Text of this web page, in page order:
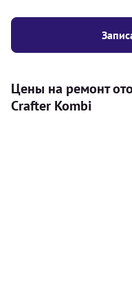
Цены на ремонт
Crafter Kombi